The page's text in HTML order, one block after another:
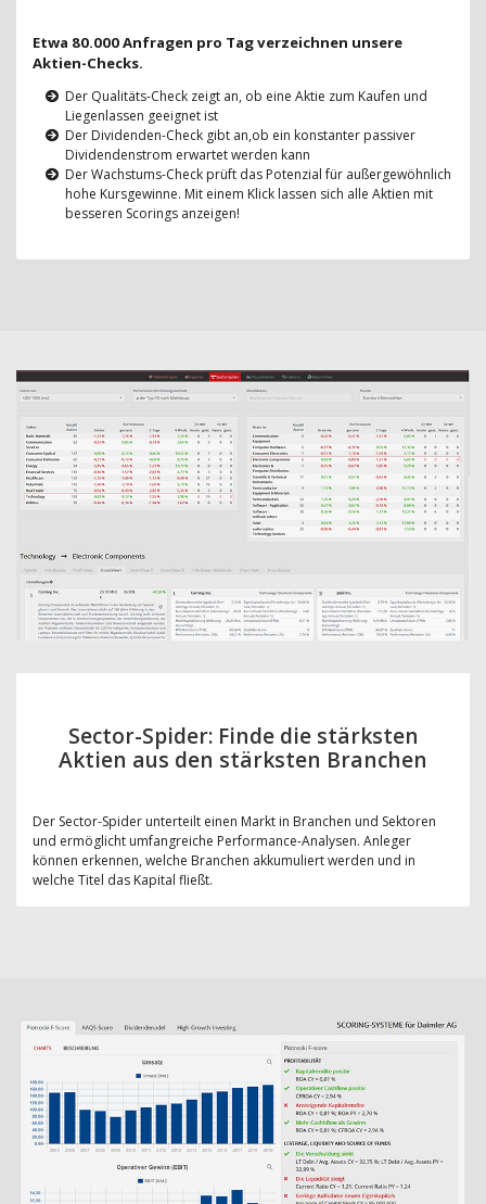
Etwa 80.000 Anfragen pro Tag verzeichnen unsere
Aktien-Checks.
Der Qualitäts-Check zeigt an, ob eine Aktie zum Kaufen und
Liegenlassen geeignet ist
Der Dividenden-Check gibt an,ob ein konstanter passiver
Dividendenstrom erwartet werden kann
Der Wachstums-Check prüft das Potenzial für außergewöhnlich
hohe Kursgewinne. Mit einem Klick lassen sich alle Aktien mit
besseren Scorings anzeigen!
Sector-Spider: Finde die stärksten
Aktien aus den stärksten Branchen
Der Sector-Spider unterteilt einen Markt in Branchen und Sektoren
und ermöglicht umfangreiche Performance-Analysen. Anleger
können erkennen, welche Branchen akkumuliert werden und in
welche Titel das Kapital fließt.